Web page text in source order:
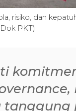
risiko, dan
PKT)
tanggung